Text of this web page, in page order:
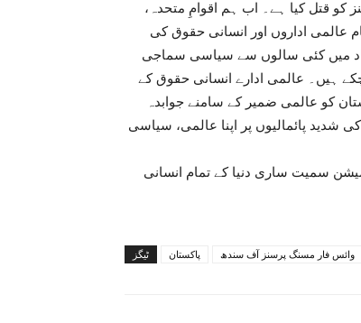
کو قتل کیا ہے۔ اب ہم اقوامِ متحدہ،
عالمی اداروں اور انسانی حقوق کی
میں کئی سالوں سے سیاسی سماجی
ہیں۔ عالمی ادارے انسانی حقوق کے
کو عالمی ضمیر کے سامنے جوابدہ
شدید پائمالیوں پر اپنا عالمی، سیاسی
سمیت ساری دنیا کے تمام انسانی
ٹیگز پاکستان وائس فار مسنگ پرسنز آف سندھ